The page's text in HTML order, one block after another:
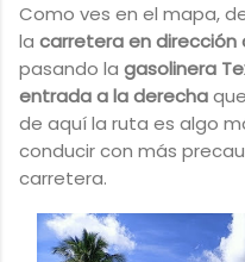
Como ves en el mapa,
la carretera en dirección
pasando la gasolinera
entrada a la derecha
de aquí la ruta es algo
conducir con más
carretera.